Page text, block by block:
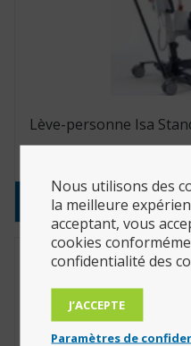
Lève-personne Isa
Nous utilisons des
la meilleure
acceptant, vous
cookies
confidentialité des
J’ACCEPTE
Paramètres de